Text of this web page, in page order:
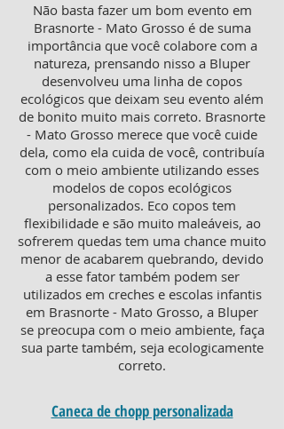
Não basta fazer um bom evento em
Brasnorte - Mato Grosso é de suma
importância que você colabore com a
natureza, prensando nisso a Bluper
desenvolveu uma linha de copos
ecológicos que deixam seu evento além
de bonito muito mais correto. Brasnorte
- Mato Grosso merece que você cuide
dela, como ela cuida de você, contribuía
com o meio ambiente utilizando esses
modelos de copos ecológicos
personalizados. Eco copos tem
flexibilidade e são muito maleáveis, ao
sofrerem quedas tem uma chance muito
menor de acabarem quebrando, devido
a esse fator também podem ser
utilizados em creches e escolas infantis
em Brasnorte - Mato Grosso, a Bluper
se preocupa com o meio ambiente, faça
sua parte também, seja ecologicamente
correto.
Caneca de chopp personalizada